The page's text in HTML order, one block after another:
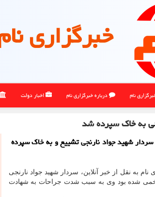
خبرگزاری
نام درباره خبرگزاری نام اخبار دولت
به خاک سپرده شد
سردار شهید جواد نارنجی تشییع و به خاک سپرده
به نقل از خبر آنلاین، سردار شهید جواد نارنجی
شده بود وی به سبب شدت جراحات به شهادت